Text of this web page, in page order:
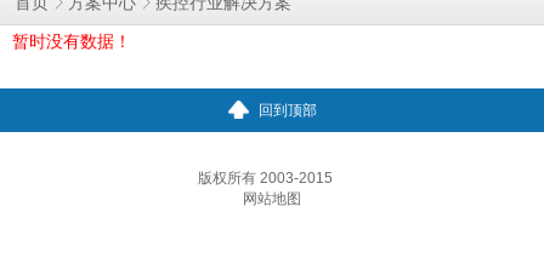
暂时没有数据！
回到顶部
版权所有 2003-2015
网站地图